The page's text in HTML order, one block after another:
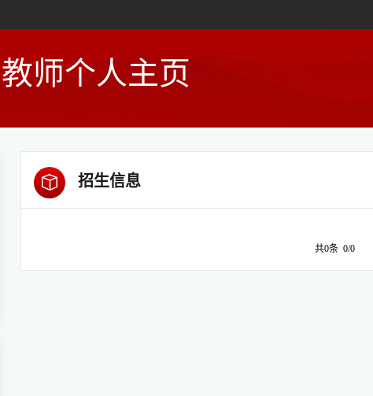
教师个人主页
招生信息
共0条 0/0